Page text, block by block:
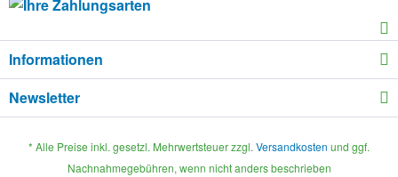
Informationen
Newsletter
* Alle Preise inkl. gesetzl. Mehrwertsteuer zzgl. Versandkosten und ggf.
Nachnahmegebühren, wenn nicht anders beschrieben